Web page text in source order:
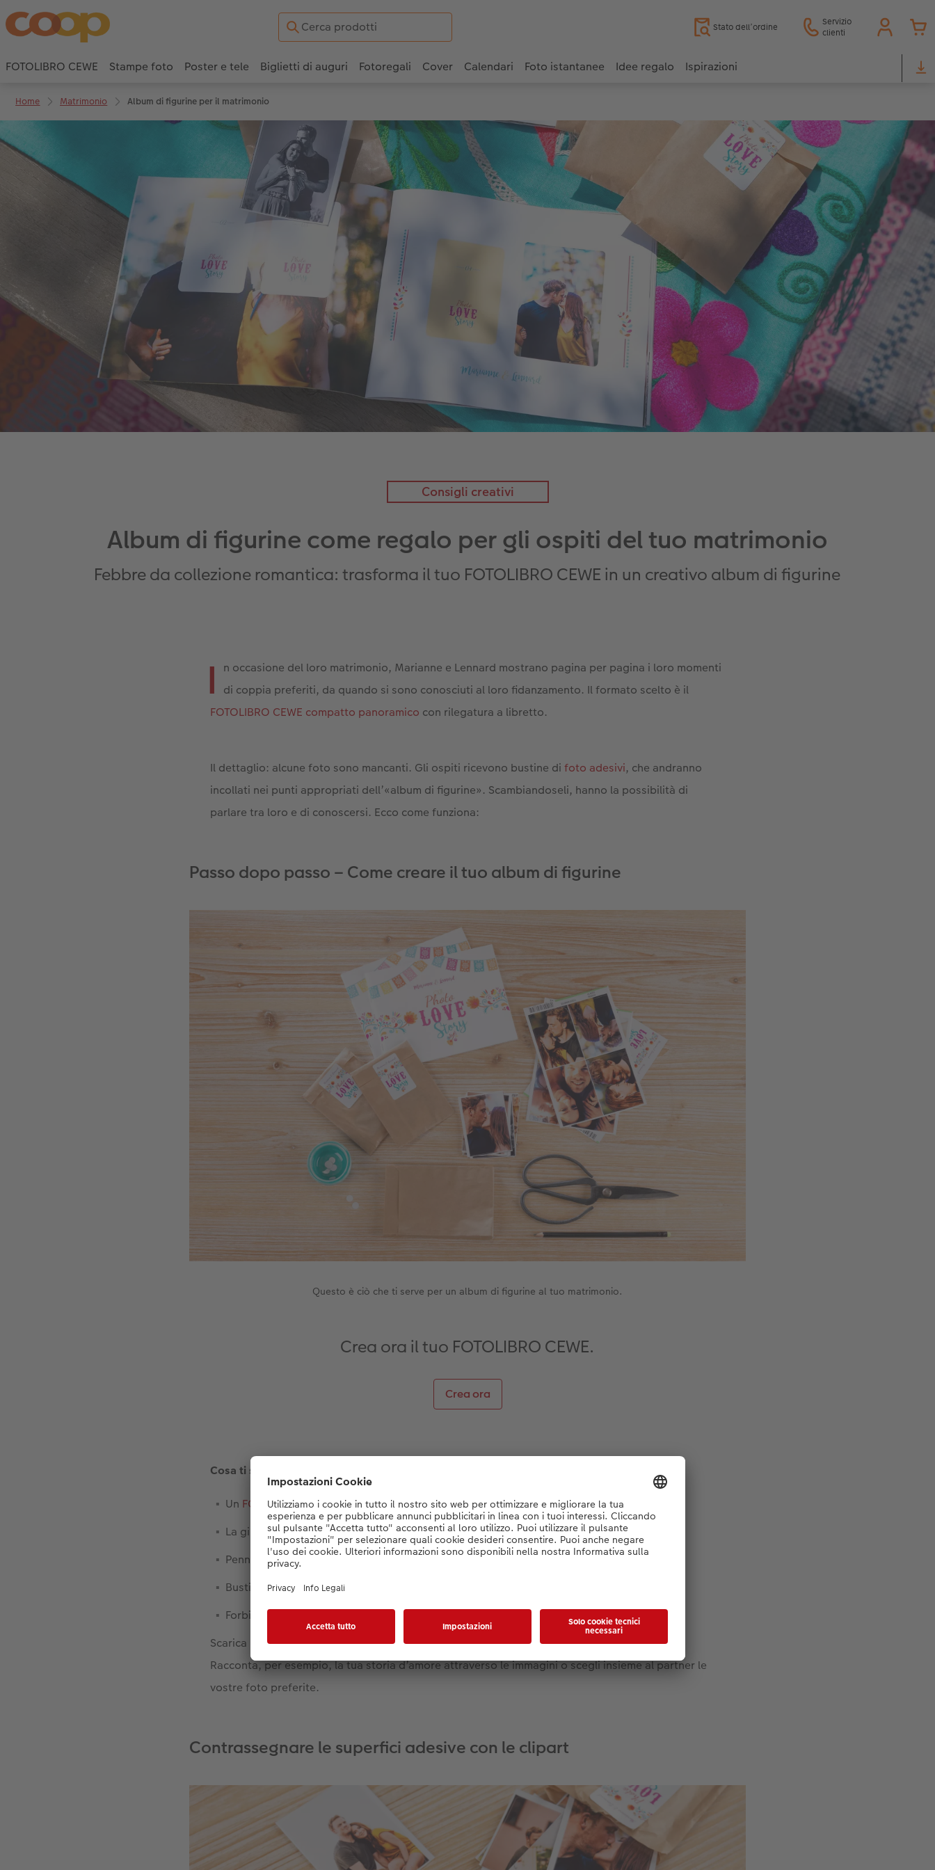
Stato dell’ordine
Servizio
clienti
FOTOLIBRO CEWE Stampe foto Poster e tele Biglietti di auguri Fotoregali Cover Calendari Foto istantanee Idee regalo Ispirazioni
Home Matrimonio Album di figurine per il matrimonio
Consigli creativi
Album di figurine come regalo per gli ospiti del tuo matrimonio
Febbre da collezione romantica: trasforma il tuo FOTOLIBRO CEWE in un creativo album di figurine
I
n occasione del loro matrimonio, Marianne e Lennard mostrano pagina per pagina i loro momenti
di coppia preferiti, da quando si sono conosciuti al loro fidanzamento. Il formato scelto è il
FOTOLIBRO CEWE compatto panoramico con rilegatura a libretto.
Il dettaglio: alcune foto sono mancanti. Gli ospiti ricevono bustine difoto adesivi, che andranno
incollati nei punti appropriati dell’«album di figurine». Scambiandoseli, hanno la possibilità di
parlare tra loro e di conoscersi. Ecco come funziona:
Passo dopo passo – Come creare il tuo album di figurine
Questo è ciò che ti serve per un album di figurine al tuo matrimonio.
Crea ora il tuo FOTOLIBRO CEWE.
Crea ora
Cosa ti serve:
Un FOTOLIBRO CEWE compatto panoramicoper ogni coppia o invitato
La giusta quantità difoto adesivi per riempire tutti gli album
Pennarelli
Bustine di carta
Forbici e matita
Scarica il
Software CEWEo crea il tuo fotolibro direttamente online con le tue foto personali.
Racconta, per esempio, la tua storia d’amore attraverso le immagini o scegli insieme al partner le
vostre foto preferite.
Contrassegnare le superfici adesive con le clipart